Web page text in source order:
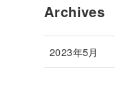
Archives
2023年5月